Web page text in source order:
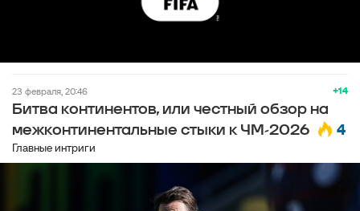
+14
23 февраля, 20:46
Битва континентов, или честный обзор на
межконтинентальные стыки к ЧМ-2026
4
Главные интриги